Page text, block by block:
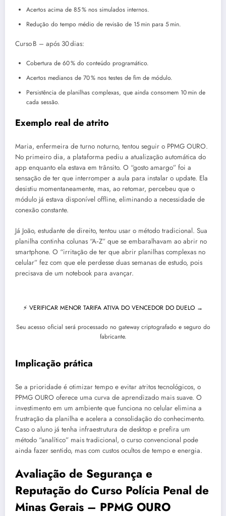
Acertos acima de 85 % nos simulados internos.
Redução do tempo médio de revisão de 15 min para 5 min.
Curso B – após 30 dias:
Cobertura de 60 % do conteúdo programático.
Acertos medianos de 70 % nos testes de fim de módulo.
Persistência de planilhas complexas, que ainda consomem 10 min de
cada sessão.
Exemplo real de atrito
Maria, enfermeira de turno noturno, tentou seguir o PPMG OURO.
No primeiro dia, a plataforma pediu a atualização automática do
app enquanto ela estava em trânsito. O “gosto amargo” foi a
sensação de ter que interromper a aula para instalar o update. Ela
desistiu momentaneamente, mas, ao retomar, percebeu que o
módulo já estava disponível offline, eliminando a necessidade de
conexão constante.
Já João, estudante de direito, tentou usar o método tradicional. Sua
planilha continha colunas “A‑Z” que se embaralhavam ao abrir no
smartphone. O “irritação de ter que abrir planilhas complexas no
celular” fez com que ele perdesse duas semanas de estudo, pois
precisava de um notebook para avançar.
⚡ VERIFICAR MENOR TARIFA ATIVA DO VENCEDOR DO DUELO →
Seu acesso oficial será processado no gateway criptografado e seguro do
fabricante.
Implicação prática
Se a prioridade é otimizar tempo e evitar atritos tecnológicos, o
PPMG OURO oferece uma curva de aprendizado mais suave. O
investimento em um ambiente que funciona no celular elimina a
frustração da planilha e acelera a consolidação do conhecimento.
Caso o aluno já tenha infraestrutura de desktop e prefira um
método “analítico” mais tradicional, o curso convencional pode
ainda fazer sentido, mas com custos ocultos de tempo e energia.
Avaliação de Segurança e
Reputação do Curso Polícia Penal de
Minas Gerais – PPMG OURO